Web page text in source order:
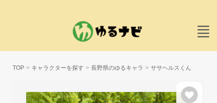
TOP キャラクターを探す 長野県のゆるキャラ ササヘルスくん